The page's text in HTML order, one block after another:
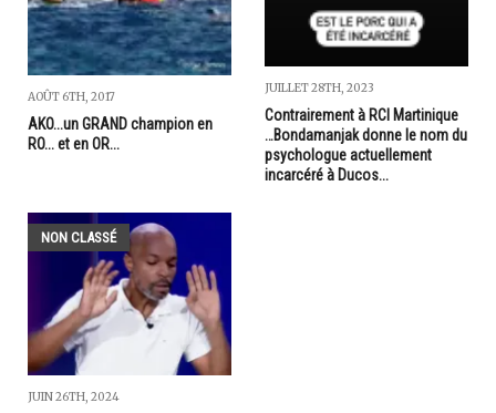
AOÛT 6TH, 2017
AKO...un GRAND champion en
RO... et en OR...
JUILLET 28TH, 2023
Contrairement à RCI Martinique
…Bondamanjak donne le nom du
psychologue actuellement
incarcéré à Ducos...
NON CLASSÉ
JUIN 26TH, 2024